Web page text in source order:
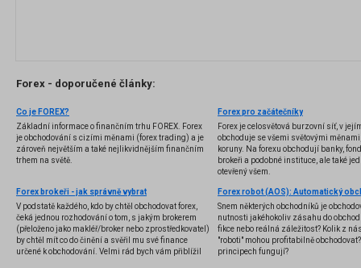
Forex - doporučené články:
Co je FOREX?
Základní informace o finančním trhu FOREX. Forex
je obchodování s cizími měnami (forex trading) a je
zároveň největším a také nejlikvidnějším finančním
trhem na světě.
Forex pro začátečníky
Forex je celosvětová burzovní síť, v
obchoduje se všemi světovými
koruny. Na forexu obchodují banky,
brokeři a podobné instituce, ale také
otevřený všem.
Forex brokeři - jak správně vybrat
V podstatě každého, kdo by chtěl obchodovat forex,
čeká jednou rozhodování o tom, s jakým brokerem
(přeloženo jako makléř/broker nebo zprostředkovatel)
by chtěl mít co do činění a svěřil mu své finance
určené k obchodování. Velmi rád bych vám přiblížil
Snem některých obchodníků je
nutnosti jakéhokoliv zásahu do
fikce nebo reálná záležitost? Kolik z
"roboti" mohou profitabilně
principech fungují?